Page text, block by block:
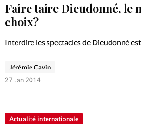
Foi
Opinions
Faire taire Dieudonné, le
choix?
Interdire les spectacles de Dieudonné est
Jérémie Cavin
27 Jan 2014
Actualité internationale